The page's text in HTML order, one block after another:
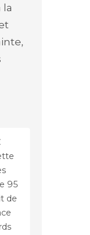
la
95
de